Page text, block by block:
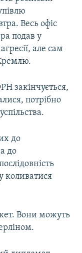
Весь офіс
подав у
але сам
закінчується,
потрібно
до
до
коливатися
Вони можуть